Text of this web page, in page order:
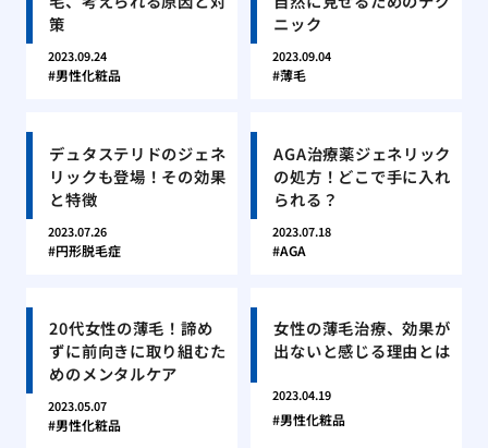
策
2023.09.24
男性化粧品
ニック
2023.09.04
薄毛
デュタステリドのジェネ
リックも登場！その効果
と特徴
2023.07.26
円形脱毛症
AGA治療薬ジェネリック
の処方！どこで手に入れ
られる？
2023.07.18
AGA
20代女性の薄毛！諦め
ずに前向きに取り組むた
めのメンタルケア
2023.05.07
男性化粧品
女性の薄毛治療、効果が
出ないと感じる理由とは
2023.04.19
男性化粧品